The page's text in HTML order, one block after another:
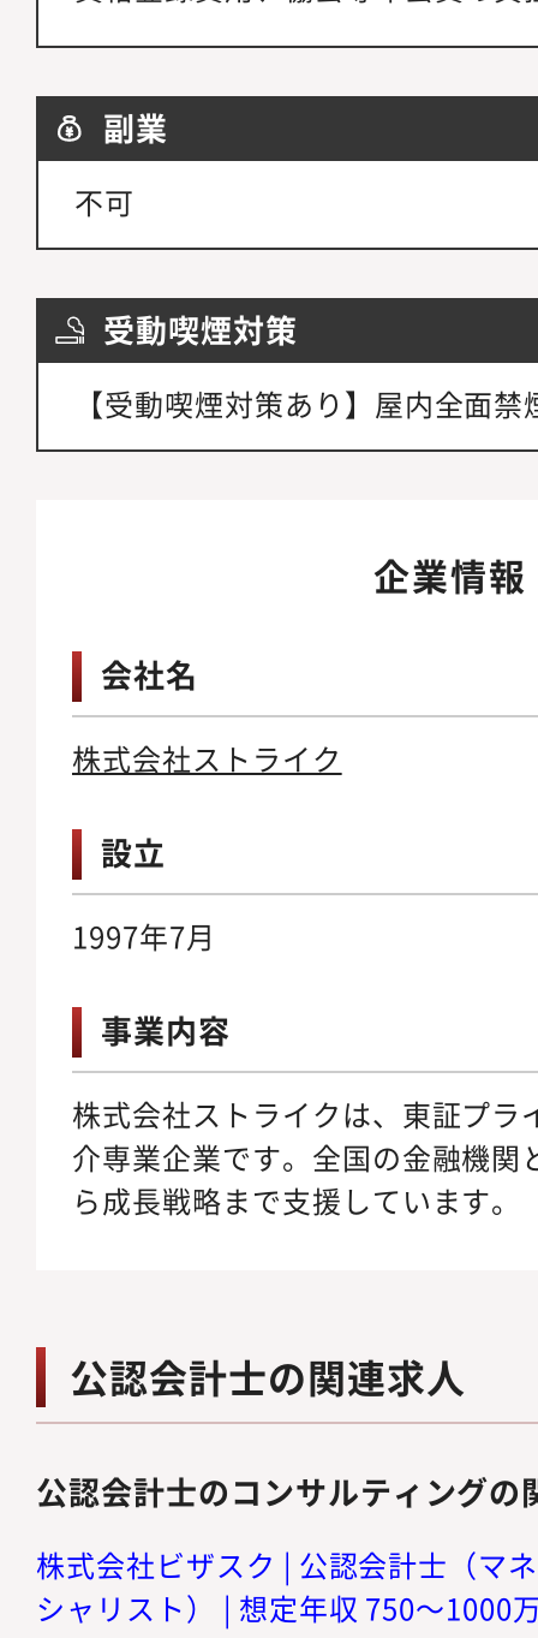
副業
不可
受動喫煙対策
【受動喫煙対策あり】屋内全面禁
企業情報
会社名
株式会社ストライク
設立
1997年7月
事業内容
株式会社ストライクは、東証プラ
介専業企業です。全国の金融機関
ら成長戦略まで支援しています。
公認会計士の関連求人
公認会計士のコンサルティングの
株式会社ビザスク | 公認会計士（マ
シャリスト） | 想定年収 750～1000